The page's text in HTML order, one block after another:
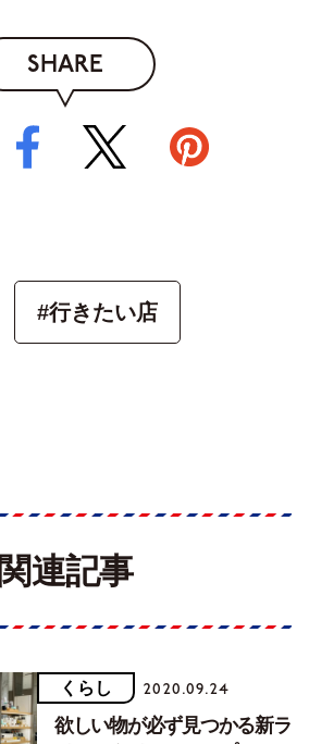
SHARE
#行きたい店
関連記事
くらし 2020.09.24
欲しい物が必ず見つかる新ラ